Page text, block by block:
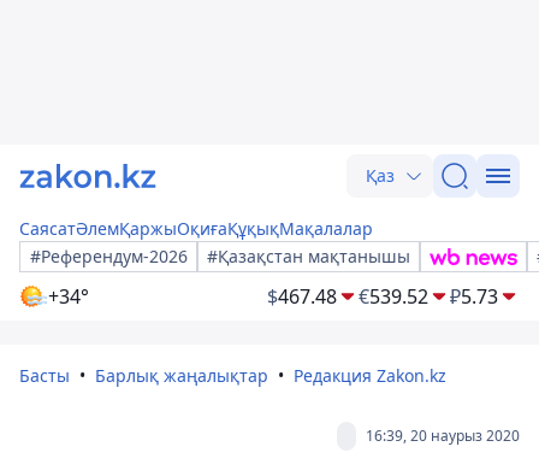
Қаз
СаясатӘлемҚаржыОқиғаҚұқықМақалалар
#Референдум-2026
#Қазақстан мақтанышы
+34° $467.48 €539.52 ₽5.73
Басты Барлық жаңалықтар Редакция Zakon.kz
16:39, 20 наурыз 2020